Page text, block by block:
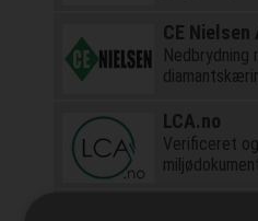
CE Nielsen
Nedbrydning
LCA.no
Verificeret